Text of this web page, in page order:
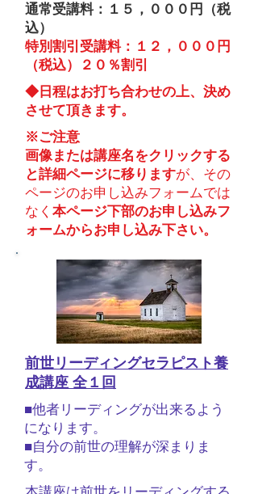
通常受講料：１５，０００円（税
込）
特別割引受講料：１２，０００円
（税込）２０％割引
​◆日程はお打ち合わせの上、決め
させて頂きます。
※ご注意
画像または講座名をクリックする
と詳細ページに移りますが、​その
ページのお申し込みフォームでは
なく 本ページ下部のお申し込みフ
ォームからお申し込み下さい。
前世リーディングセラピスト養
成講座 全１回
■他者リーディングが出来るよう
になります。
​■自分の前世の理解が深まりま
す。